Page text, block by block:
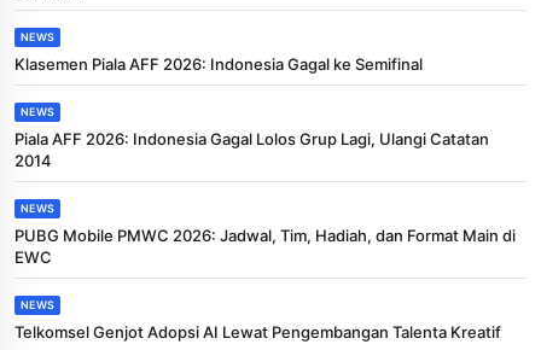
NEWS
Klasemen Piala AFF 2026: Indonesia Gagal ke Semifinal
NEWS
Piala AFF 2026: Indonesia Gagal Lolos Grup Lagi, Ulangi Catatan
2014
NEWS
PUBG Mobile PMWC 2026: Jadwal, Tim, Hadiah, dan Format Main di
EWC
NEWS
Telkomsel Genjot Adopsi AI Lewat Pengembangan Talenta Kreatif